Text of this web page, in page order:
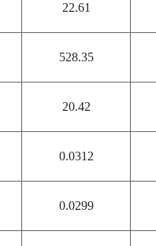
22.61
528.35
20.42
0.0312
0.0299